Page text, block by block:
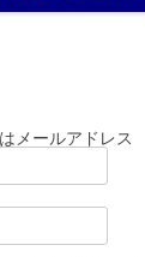
メールアドレス